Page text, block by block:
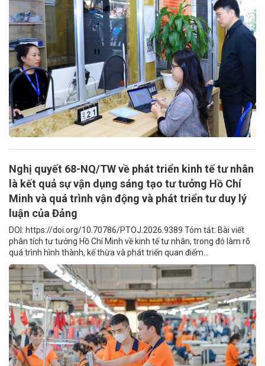
Nghị quyết 68-NQ/TW về phát triển kinh tế tư nhân
là kết quả sự vận dụng sáng tạo tư tưởng Hồ Chí
Minh và quá trình vận động và phát triển tư duy lý
luận của Đảng
DOI: https://doi.org/10.70786/PTOJ.2026.9389 Tóm tắt: Bài viết
phân tích tư tưởng Hồ Chí Minh về kinh tế tư nhân, trong đó làm rõ
quá trình hình thành, kế thừa và phát triển quan điểm...